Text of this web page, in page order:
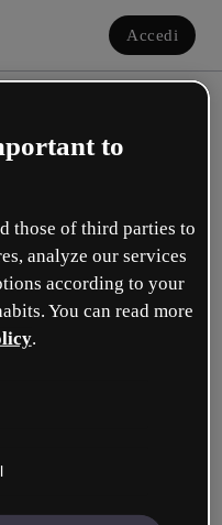
Accedi
gratuito!
meglio?
to
those of third parties to
analyze our services
according to your
You can read more
.